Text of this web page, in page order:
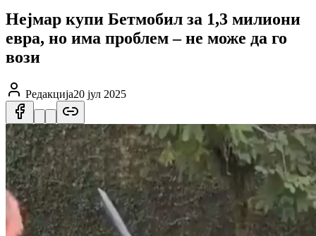
Нејмар купи Бетмобил за 1,3 милиони
евра, но има проблем – не може да го
вози
Редакција20 јул 2025